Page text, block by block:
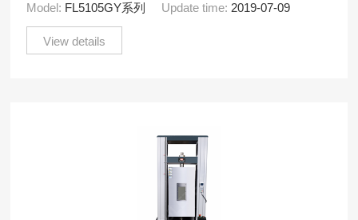
Model: FL5105GY系列 Update time: 2019-07-09
View details